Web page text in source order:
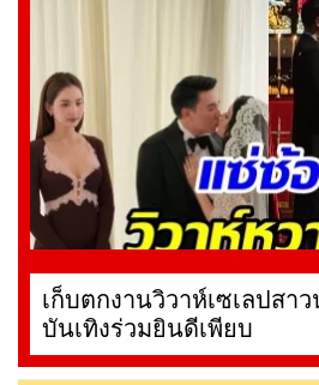
เก็บตกงานวิวาห์เซเลปสา
บันเทิงร่วมยินดีเพียบ